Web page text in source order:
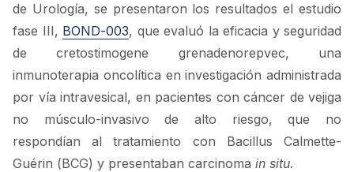
de Urología, se presentaron los resultados el estudio
fase III, BOND-003, que evaluó la eficacia y seguridad
de cretostimogene grenadenorepvec, una
inmunoterapia oncolítica en investigación administrada
por vía intravesical, en pacientes con cáncer de vejiga
no músculo-invasivo de alto riesgo, que no
respondían al tratamiento con Bacillus Calmette-
Guérin (BCG) y presentaban carcinoma in situ.